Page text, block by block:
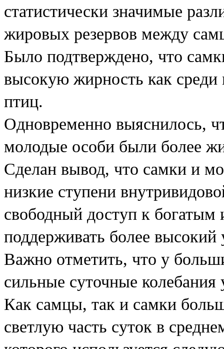
статистически значимые
жировых резервов между
Было подтверждено, что
высокую жирность как
птиц.
Одновременно выяснилось,
молодые особи были более
Сделан вывод, что самки и
низкие ступени
свободный доступ к
поддерживать более
Важно отметить, что у
сильные суточные
Как самцы, так и самки
светлую часть суток в